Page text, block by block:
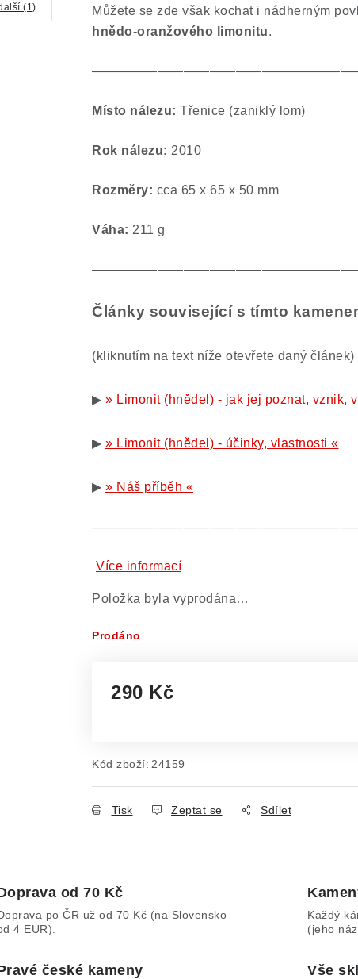
Můžete se zde však kochat i nádherným
hnědo-oranžového limonitu.
Místo nálezu: Třenice (zaniklý lom)
Rok nálezu: 2010
Rozměry: cca 65 x 65 x 50 mm
Váha: 211 g
Články související s tímto
(kliknutím na text níže otevřete daný článek)
▶ » Limonit (hnědel) - jak jej poznat, vznik,
▶ » Limonit (hnědel) - účinky, vlastnosti «
▶ » Náš příběh «
Více informací
Položka byla vyprodána…
Prodáno
290 Kč
Kód zboží: 24159
Tisk Zeptat se Sdílet
(1)
od 70 Kč
po ČR už od 70 Kč (na Slovensko
4 EUR).
Každý
(jeho
české kameny Vše